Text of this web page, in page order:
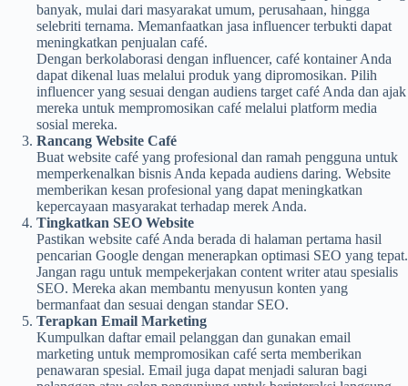
banyak, mulai dari masyarakat umum, perusahaan, hingga
selebriti ternama. Memanfaatkan jasa influencer terbukti dapat
meningkatkan penjualan café.
Dengan berkolaborasi dengan influencer, café kontainer Anda
dapat dikenal luas melalui produk yang dipromosikan. Pilih
influencer yang sesuai dengan audiens target café Anda dan ajak
mereka untuk mempromosikan café melalui platform media
sosial mereka.
Rancang Website Café
Buat website café yang profesional dan ramah pengguna untuk
memperkenalkan bisnis Anda kepada audiens daring. Website
memberikan kesan profesional yang dapat meningkatkan
kepercayaan masyarakat terhadap merek Anda.
Tingkatkan SEO Website
Pastikan website café Anda berada di halaman pertama hasil
pencarian Google dengan menerapkan optimasi SEO yang tepat.
Jangan ragu untuk mempekerjakan content writer atau spesialis
SEO. Mereka akan membantu menyusun konten yang
bermanfaat dan sesuai dengan standar SEO.
Terapkan Email Marketing
Kumpulkan daftar email pelanggan dan gunakan email
marketing untuk mempromosikan café serta memberikan
penawaran spesial. Email juga dapat menjadi saluran bagi